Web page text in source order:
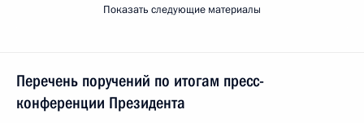
Показать следующие материалы
Перечень поручений по итогам пресс-
конференции Президента